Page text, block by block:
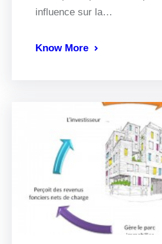
influence sur la…
Know More